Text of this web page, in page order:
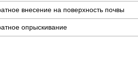
внесение на поверхность почвы
опрыскивание